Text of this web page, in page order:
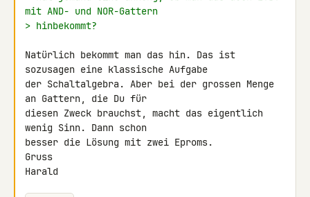
mit AND- und NOR-Gattern
> hinbekommt?
Natürlich bekommt man das hin. Das ist
sozusagen eine klassische Aufgabe
der Schaltalgebra. Aber bei der grossen Menge
an Gattern, die Du für
diesen Zweck brauchst, macht das eigentlich
wenig Sinn. Dann schon
besser die Lösung mit zwei Eproms.
Gruss
Harald